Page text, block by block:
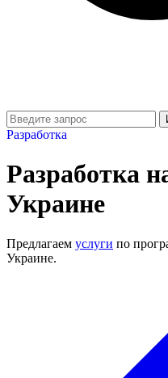
Разработка
Разработка
Украине
Предлагаем услуги по
Украине.